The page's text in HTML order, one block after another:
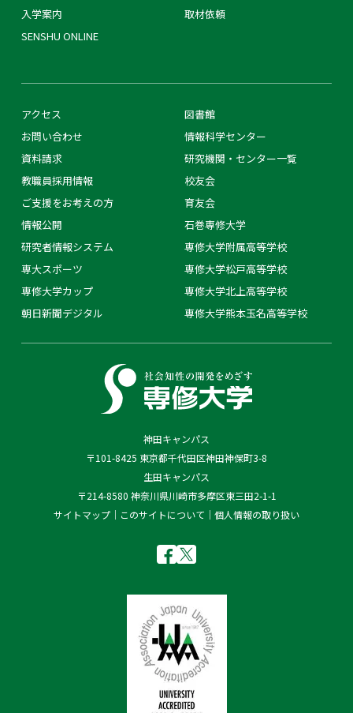
神田キャンパス
〒101-8425 東京都千代田区神田神保町3-8
生田キャンパス
〒214-8580 神奈川県川崎市多摩区東三田2-1-1
サイトマップ
このサイトについて 個人情報の取り扱い
入学案内
SENSHU ONLINE
取材依頼
アクセス
お問い合わせ
資料請求
教職員採用情報
ご支援をお考えの方
情報公開
研究者情報システム
専大スポーツ
専修大学カップ
朝日新聞デジタル
図書館
情報科学センター
研究機関・センター一覧
校友会
育友会
石巻専修大学
専修大学附属高等学校
専修大学松戸高等学校
専修大学北上高等学校
専修大学熊本玉名高等学校